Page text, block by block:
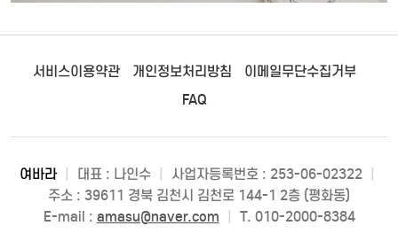
서비스이용약관 개인정보처리방침
이메일무단수집거부
FAQ
여바라 대표 : 나인수 사업자등록번호 : 253-06-02322
주소 : 39611 경북 김천시 김천로 144-1 2층 (평화동)
E-mail : amasu@naver.com T. 010-2000-8384